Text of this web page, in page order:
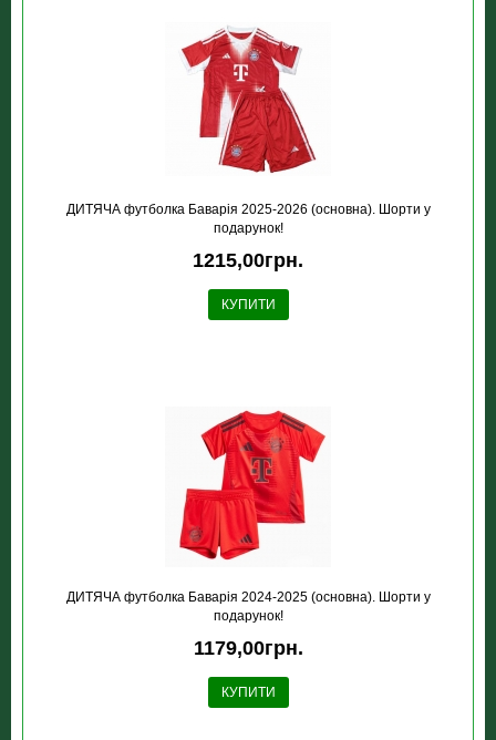
ДИТЯЧА футболка Баварія 2025-2026 (основна). Шорти у
подарунок!
1215,00грн.
КУПИТИ
ДИТЯЧА футболка Баварія 2024-2025 (основна). Шорти у
подарунок!
1179,00грн.
КУПИТИ